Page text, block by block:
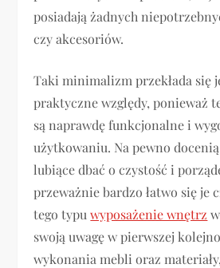
posiadają żadnych
czy akcesoriów.
Taki minimalizm przekłada się
praktyczne względy, ponieważ
są naprawdę funkcjonalne i
użytkowaniu. Na pewno
lubiące dbać o czystość i
przeważnie bardzo łatwo się je
tego typuwyposażenie wnętrz
swoją uwagę w pierwszej
wykonania mebli oraz